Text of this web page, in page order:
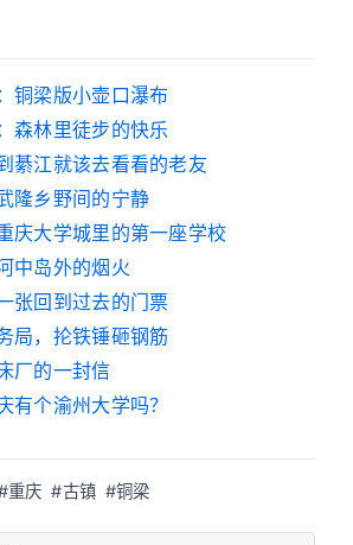
铜梁版小壶口瀑布
森林里徒步的快乐
綦江就该去看看的老友
隆乡野间的宁静
庆大学城里的第一座学校
中岛外的烟火
张回到过去的门票
局，抡铁锤砸钢筋
厂的一封信
有个渝州大学吗？
重庆 #古镇 #铜梁